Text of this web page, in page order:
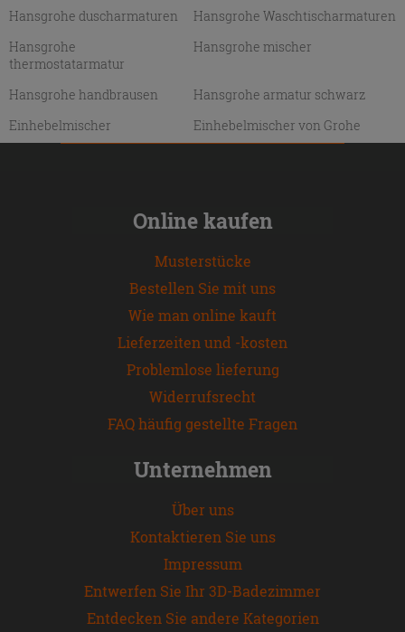
Hansgrohe duscharmaturen
Hansgrohe Waschtischarmaturen
Hansgrohe
thermostatarmatur
Hansgrohe mischer
Hansgrohe handbrausen
Hansgrohe armatur schwarz
Einhebelmischer
Einhebelmischer von Grohe
Online kaufen
Musterstücke
Bestellen Sie mit uns
Wie man online kauft
Lieferzeiten und -kosten
Problemlose lieferung
Widerrufsrecht
FAQ häufig gestellte Fragen
Unternehmen
Über uns
Kontaktieren Sie uns
Impressum
Entwerfen Sie Ihr 3D-Badezimmer
Entdecken Sie andere Kategorien